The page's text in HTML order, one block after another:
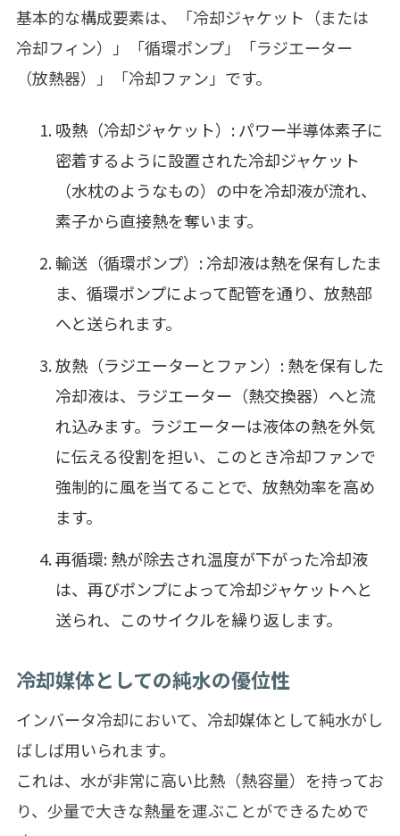
基本的な構成要素は、「冷却ジャケット（または
冷却フィン）」「循環ポンプ」「ラジエーター
（放熱器）」「冷却ファン」です。
吸熱（冷却ジャケット）: パワー半導体素子に
密着するように設置された冷却ジャケット
（水枕のようなもの）の中を冷却液が流れ、
素子から直接熱を奪います。
輸送（循環ポンプ）: 冷却液は熱を保有したま
ま、循環ポンプによって配管を通り、放熱部
へと送られます。
放熱（ラジエーターとファン）: 熱を保有した
冷却液は、ラジエーター（熱交換器）へと流
れ込みます。ラジエーターは液体の熱を外気
に伝える役割を担い、このとき冷却ファンで
強制的に風を当てることで、放熱効率を高め
ます。
再循環: 熱が除去され温度が下がった冷却液
は、再びポンプによって冷却ジャケットへと
送られ、このサイクルを繰り返します。
冷却媒体としての純水の優位性
インバータ冷却において、冷却媒体として純水がし
ばしば用いられます。
これは、水が非常に高い比熱（熱容量）を持ってお
り、少量で大きな熱量を運ぶことができるためで